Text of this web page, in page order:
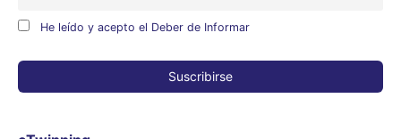
He leído y acepto el Deber de Informar